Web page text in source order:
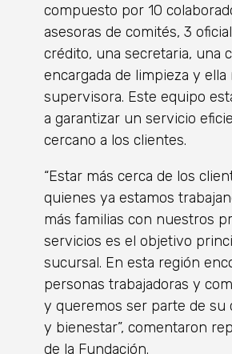
compuesto por 10
asesoras de comités, 3
crédito, una secretaria, una
encargada de limpieza y ella
supervisora. Este equipo
a garantizar un servicio
cercano a los clientes.
“Estar más cerca de los
quienes ya estamos
más familias con nuestros
servicios es el objetivo
sucursal. En esta región
personas trabajadoras y
y queremos ser parte de su
y bienestar”, comentaron
de la Fundación.